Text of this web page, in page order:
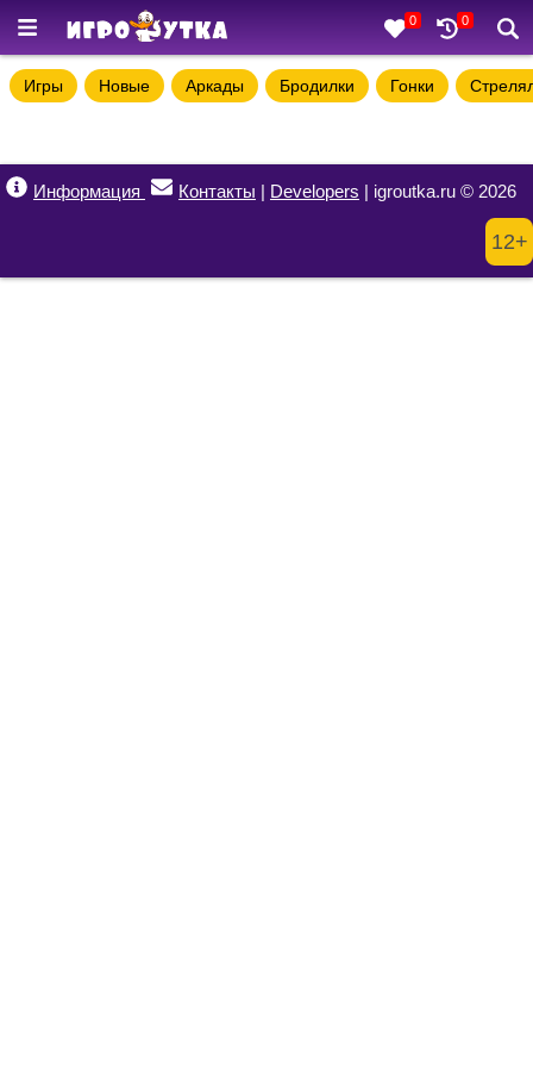
0 0
Игры Новые Аркады Бродилки Гонки
Информация Контакты | Developers | igroutka.ru © 2026
12+